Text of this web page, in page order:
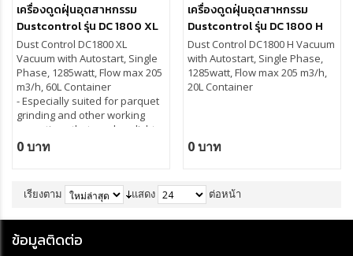
for better ergonomic the
the cyclone can be tilted for
เครื่องดูดฝุ่นอุตสาหกรรม
Dustcontrol รุ่น DC 1800 XL
with Auto Start
Dust Control DC1800 XL
Vacuum with Autostart, Single
Phase, 1285watt, Flow max 205
m3/h, 60L Container
- Especially suited for parquet
grinding and other working
operations that produce light
dust
from handheld power
tools (with up to 5” suction
those that need a highly
0 บาท
เครื่องดูดฝุ่นอุตสาหกรรม
Dustcontrol รุ่น DC 1800 H
with Auto Start
Dust Control DC1800 H Vacuum
with Autostart, Single Phase,
1285watt, Flow max 205 m3/h,
20L Container
0 บาท
เรียงตาม แสดง ต่อหน้า
ข้อมูลติดต่อ